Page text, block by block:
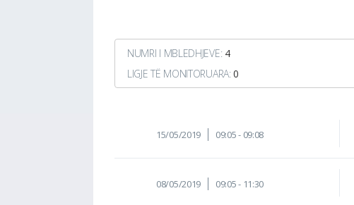
NUMRI I MBLEDHJEVE: 4
LIGJE TË MONITORUARA:0
15/05/2019 09:05 - 09:08
08/05/2019 09:05 - 11:30